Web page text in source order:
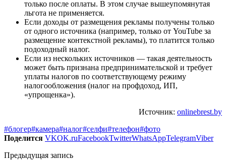
только после оплаты. В этом случае вышеупомянутая
льгота не применяется.
Если доходы от размещения рекламы получены только
от одного источника (например, только от YouTube за
размещение контекстной рекламы), то платится только
подоходный налог.
Если из нескольких источников — такая деятельность
может быть признана предпринимательской и требует
уплаты налогов по соответствующему режиму
налогообложения (налог на профдоход, ИП,
«упрощенка»).
Источник: onlinebrest.by
#блогер#камера#налог#селфи#телефон#фото
Поделится VKOK.ruFacebookTwitterWhatsAppTelegramViber
Предыдущая запись